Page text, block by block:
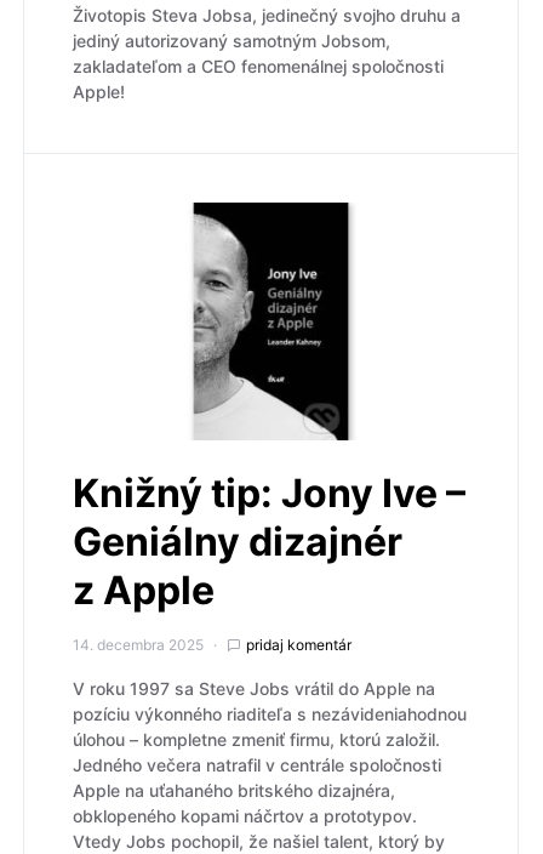
Životopis Steva Jobsa, jedinečný svojho druhu a
jediný autorizovaný samotným Jobsom,
zakladateľom a CEO fenomenálnej spoločnosti
Apple!
Knižný tip: Jony Ive –
Geniálny dizajnér
z Apple
14. decembra 2025 pridaj komentár
V roku 1997 sa Steve Jobs vrátil do Apple na
pozíciu výkonného riaditeľa s nezávideniahodnou
úlohou – kompletne zmeniť firmu, ktorú založil.
Jedného večera natrafil v centrále spoločnosti
Apple na uťahaného britského dizajnéra,
obklopeného kopami náčrtov a prototypov.
Vtedy Jobs pochopil, že našiel talent, ktorý by